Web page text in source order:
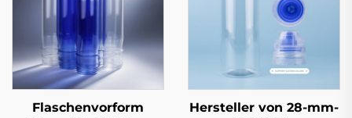
für Speiseölbehälter
Flaschenvorform
Hersteller von 28-mm-